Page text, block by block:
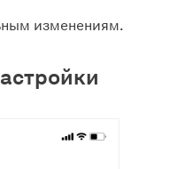
изменениям.